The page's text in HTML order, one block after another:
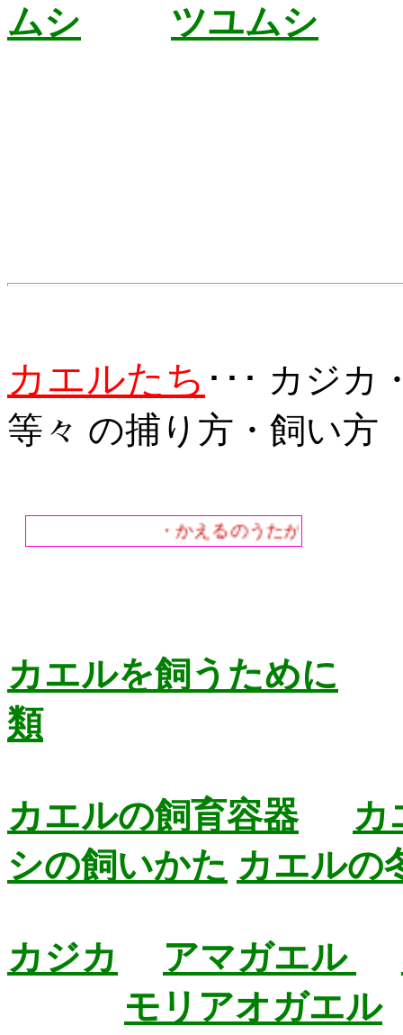
ムシ
ツユムシ
カエルたち ･･･ カジカ
等々 の捕り方・飼い方
・かえるのうたが・聞こえて
カエルを飼うために
類
カエルの飼育容器
カ
シの飼いかた カエルの
カジカ アマガエル
モリアオガエル